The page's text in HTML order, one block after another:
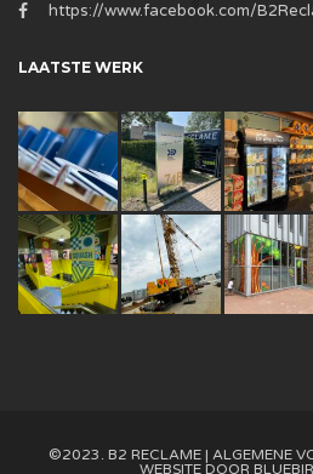
https://www.facebook.com/
LAATSTE WERK
©2023. B2 RECLAME | ALGEMENE
WEBSITE DOOR